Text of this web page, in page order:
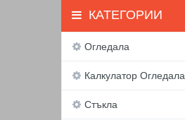
КАТЕГОРИИ
Огледала
Калкулатор Огледала
Стъкла